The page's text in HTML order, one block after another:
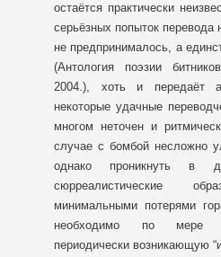
остаётся практически
серьёзных попыток перевода
не предпринималось, а
(Антология поэзии
2004.), хоть и передаёт
некоторые удачные
многом неточен и
случае с бомбой несложно
однако проникнуть в
сюрреалистические
минимальными потерями
необходимо по мере
периодически возникающую